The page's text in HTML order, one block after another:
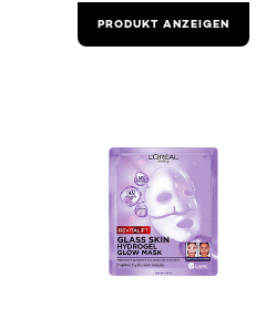
PRODUKT ANZEIGEN